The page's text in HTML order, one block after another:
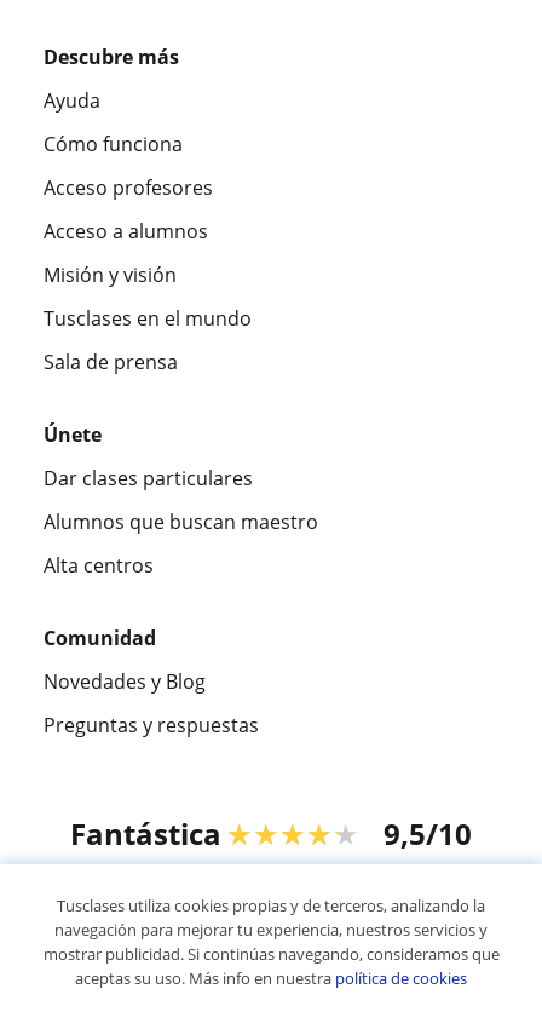
Descubre más
Ayuda
Cómo funciona
Acceso profesores
Acceso a alumnos
Misión y visión
Tusclases en el mundo
Sala de prensa
Únete
Dar clases particulares
Alumnos que buscan maestro
Alta centros
Comunidad
Novedades y Blog
Preguntas y respuestas
Fantástica ★★★★★ 9,5/10
© 2007 - 2026 Tusclases.mx
Tusclases utiliza cookies propias y de terceros, analizando la
navegación para mejorar tu experiencia, nuestros servicios y
mostrar publicidad. Si continúas navegando, consideramos que
aceptas su uso. Más info en nuestra política de cookies